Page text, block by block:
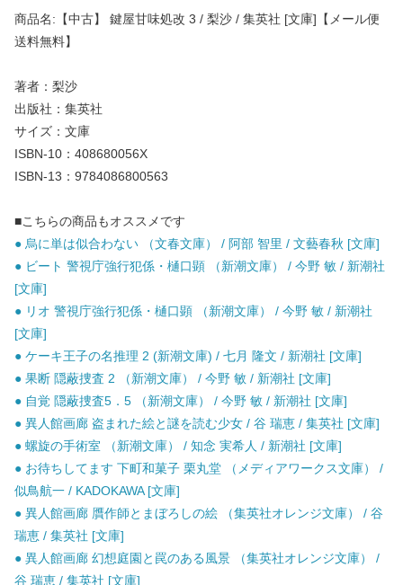
商品名:【中古】 鍵屋甘味処改 3 / 梨沙 / 集英社 [文庫]【メール便
送料無料】
著者：梨沙
出版社：集英社
サイズ：文庫
ISBN-10：408680056X
ISBN-13：9784086800563
■こちらの商品もオススメです
● 烏に単は似合わない （文春文庫） / 阿部 智里 / 文藝春秋 [文庫]
● ビート 警視庁強行犯係・樋口顕 （新潮文庫） / 今野 敏 / 新潮社
[文庫]
● リオ 警視庁強行犯係・樋口顕 （新潮文庫） / 今野 敏 / 新潮社
[文庫]
● ケーキ王子の名推理 2 (新潮文庫) / 七月 隆文 / 新潮社 [文庫]
● 果断 隠蔽捜査 2 （新潮文庫） / 今野 敏 / 新潮社 [文庫]
● 自覚 隠蔽捜査5．5 （新潮文庫） / 今野 敏 / 新潮社 [文庫]
● 異人館画廊 盗まれた絵と謎を読む少女 / 谷 瑞恵 / 集英社 [文庫]
● 螺旋の手術室 （新潮文庫） / 知念 実希人 / 新潮社 [文庫]
● お待ちしてます 下町和菓子 栗丸堂 （メディアワークス文庫） /
似鳥航一 / KADOKAWA [文庫]
● 異人館画廊 贋作師とまぼろしの絵 （集英社オレンジ文庫） / 谷
瑞恵 / 集英社 [文庫]
● 異人館画廊 幻想庭園と罠のある風景 （集英社オレンジ文庫） /
谷 瑞恵 / 集英社 [文庫]